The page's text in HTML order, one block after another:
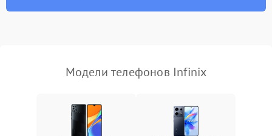
Модели телефонов Infinix